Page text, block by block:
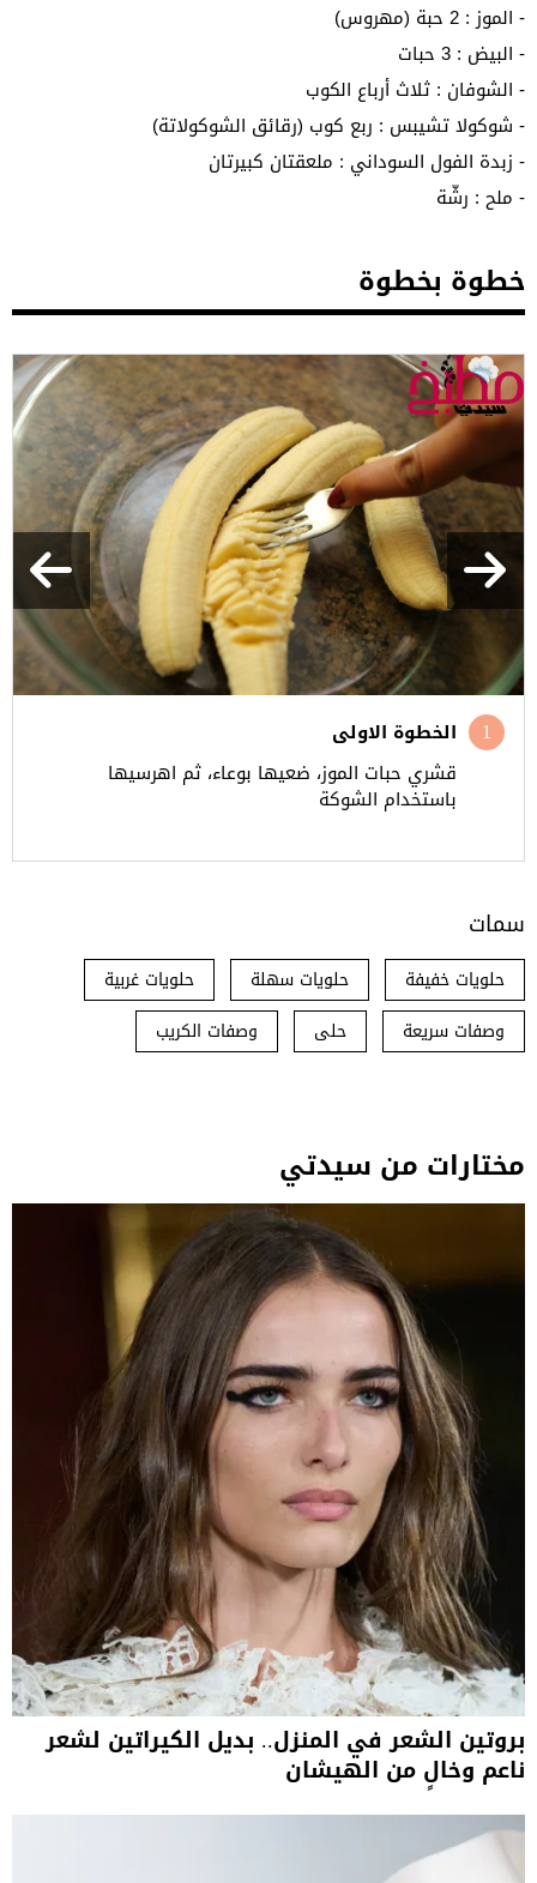
- الموز : 2 حبة (مهروس)
- البيض : 3 حبات
- الشوفان : ثلاث أرباع الكوب
- شوكولا تشيبس : ربع كوب (رقائق الشوكولاتة)
- زبدة الفول السوداني : ملعقتان كبيرتان
- ملح : رشّة
خطوة بخطوة
الخطوة الاولى
قشري حبات الموز، ضعيها بوعاء، ثم اهرسيها
باستخدام الشوكة
سمات
حلويات خفيفة حلويات سهلة
حلويات غربية
وصفات سريعة
حلى وصفات الكريب
مختارات من سيدتي
بروتين الشعر في المنزل.. بديل الكيراتين لشعر
ناعم وخالٍ من الهيشان